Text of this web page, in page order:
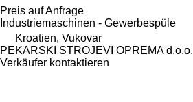
Preis auf Anfrage
Industriemaschinen - Gewerbespüle
Kroatien, Vukovar
PEKARSKI STROJEVI OPREMA d.o.o.
Verkäufer kontaktieren